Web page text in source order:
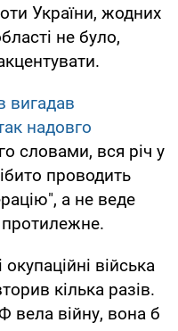
України, жодних
не було,
вигадав
надовго
словами, вся річ у
проводить
а не веде
протилежне.
війська
кілька разів.
вела війну, вона б